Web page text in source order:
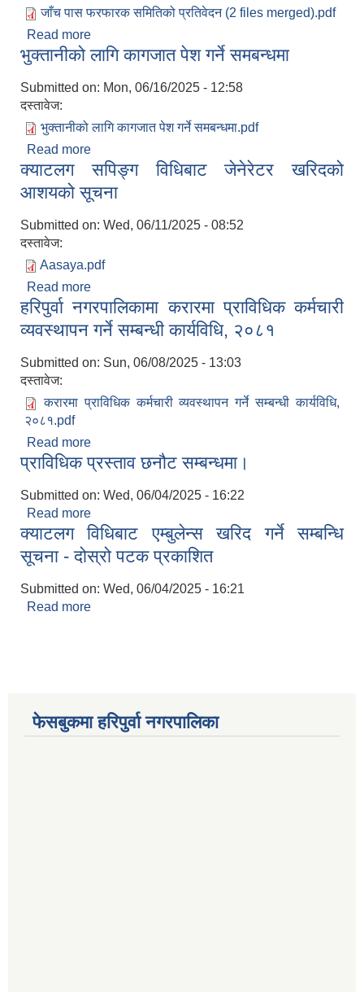
जाँच पास फरफारक समितिको प्रतिवेदन (2 files merged).pdf
Read more
भुक्तानीको लागि कागजात पेश गर्ने समबन्धमा
Submitted on: Mon, 06/16/2025 - 12:58
दस्तावेज:
भुक्तानीको लागि कागजात पेश गर्ने समबन्धमा.pdf
Read more
क्याटलग सपिङ्ग विधिबाट जेनेरेटर खरिदको
आशयको सूचना
Submitted on: Wed, 06/11/2025 - 08:52
दस्तावेज:
Aasaya.pdf
Read more
आशयको सूचना
हरिपुर्वा नगरपालिकामा करारमा प्राविधिक कर्मचारी
व्यवस्थापन गर्ने सम्बन्धी कार्यविधि, २०८१
Submitted on: Sun, 06/08/2025 - 13:03
दस्तावेज:
करारमा प्राविधिक कर्मचारी व्यवस्थापन गर्ने सम्बन्धी कार्यविधि,
२०८१.pdf
Read more
व्यवस्थापन गर्ने सम्बन्धी कार्यविधि, २०८१
प्राविधिक प्रस्ताव छनौट सम्बन्धमा।
Submitted on: Wed, 06/04/2025 - 16:22
Read more
क्याटलग विधिबाट एम्बुलेन्स खरिद गर्ने सम्बन्धि
सूचना - दोस्रो पटक प्रकाशित
Submitted on: Wed, 06/04/2025 - 16:21
Read more
फेसबुकमा हरिपुर्वा नगरपालिका